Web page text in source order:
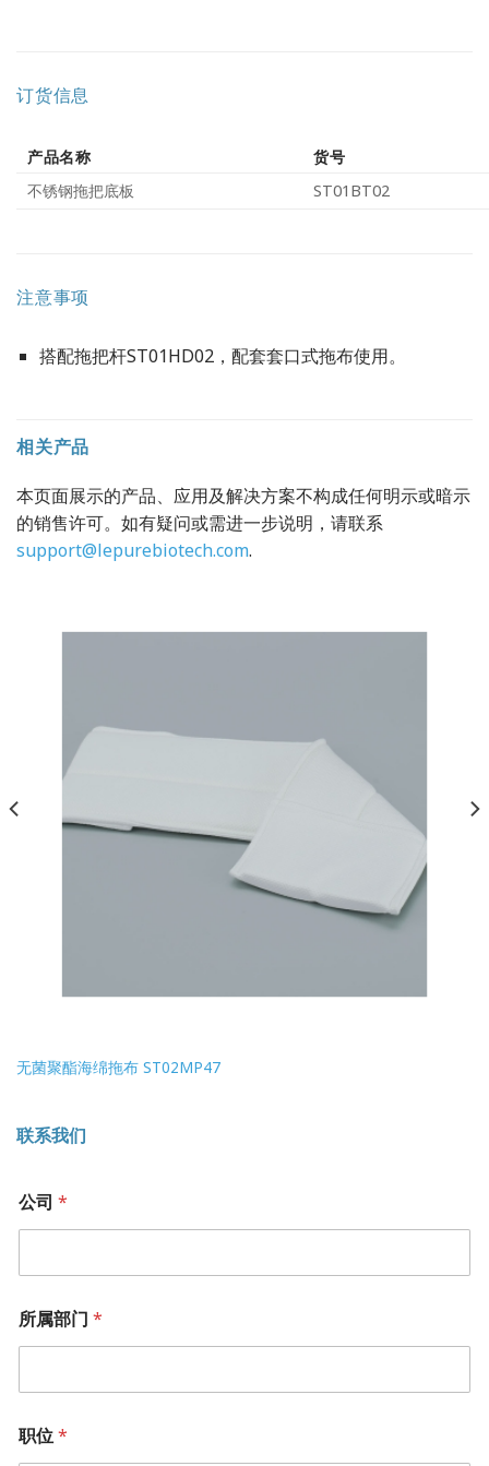
订货信息
产品名称
货号
不锈钢拖把底板
ST01BT02
注意事项
搭配拖把杆ST01HD02，配套套口式拖布使用。
相关产品
本页面展示的产品、应用及解决方案不构成任何明示或暗示
的销售许可。如有疑问或需进一步说明，请联系
support@lepurebiotech.com.
无菌聚酯海绵拖布 ST02MP47
联系我们
公司 *
所属部门 *
职位*